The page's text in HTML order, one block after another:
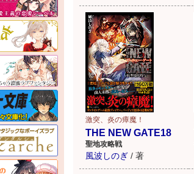
激突、炎の瘴魔！
THE NEW GATE18
聖地攻略戦
風波しのぎ / 著